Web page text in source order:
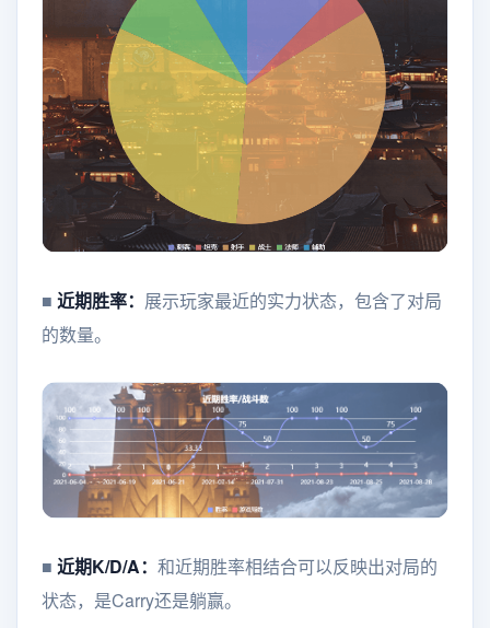
■ 近期胜率： 展示玩家最近的实力状态，包含了对局
的数量。
■ 近期K/D/A： 和近期胜率相结合可以反映出对局的
状态，是Carry还是躺赢。